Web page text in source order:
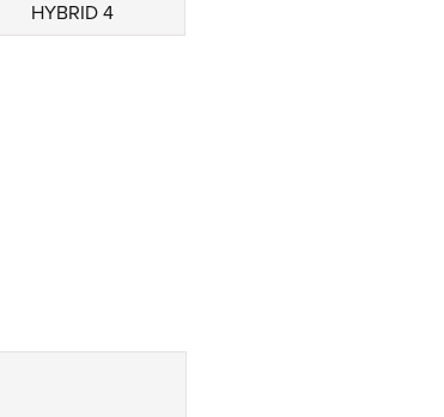
HYBRID 4